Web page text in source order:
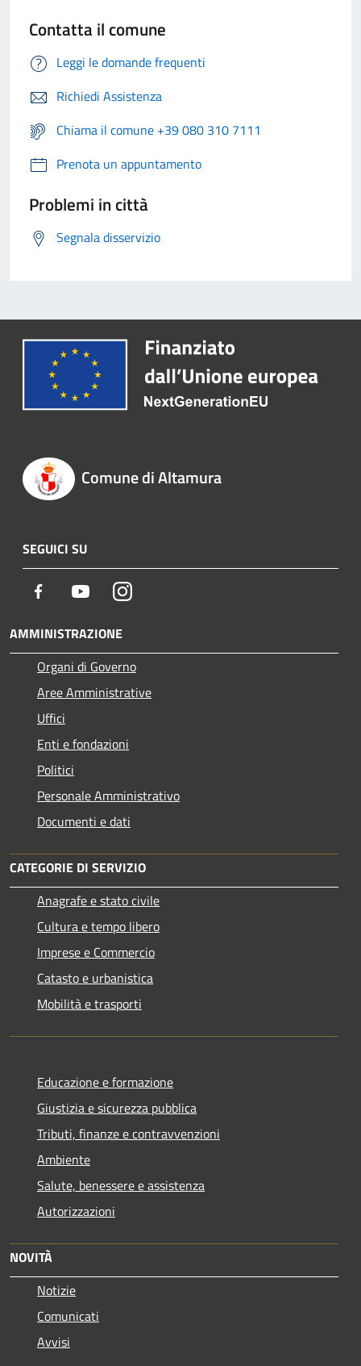
Contatta il comune
Leggi le domande frequenti
Richiedi Assistenza
Chiama il comune +39 080 310 7111
Prenota un appuntamento
Problemi in città
Segnala disservizio
Comune di Altamura
SEGUICI SU
Facebook YoutubeInstagram
AMMINISTRAZIONE
Organi di Governo
Aree Amministrative
Uffici
Enti e fondazioni
Politici
Personale Amministrativo
Documenti e dati
CATEGORIE DI SERVIZIO
Anagrafe e stato civile
Cultura e tempo libero
Imprese e Commercio
Catasto e urbanistica
Mobilità e trasporti
Educazione e formazione
Giustizia e sicurezza pubblica
Tributi, finanze e contravvenzioni
Ambiente
Salute, benessere e assistenza
Autorizzazioni
NOVITÀ
Notizie
Comunicati
Avvisi